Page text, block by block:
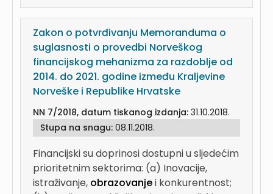
Zakon o potvrđivanju Memoranduma o
suglasnosti o provedbi Norveškog
financijskog mehanizma za razdoblje od
2014. do 2021. godine između Kraljevine
Norveške i Republike Hrvatske
NN 7/2018, datum tiskanog izdanja: 31.10.2018.
Stupa na snagu: 08.11.2018.
Financijski su doprinosi dostupni u sljedećim
prioritetnim sektorima: (a) Inovacije,
istraživanje, obrazovanjei konkurentnost;